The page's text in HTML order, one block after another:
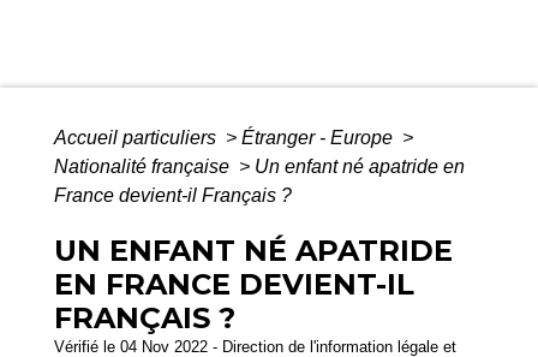
Accueil particuliers > Étranger - Europe >
Nationalité française > Un enfant né apatride en
France devient-il Français ?
UN ENFANT NÉ APATRIDE
EN FRANCE DEVIENT-IL
FRANÇAIS ?
Vérifié le 04 Nov 2022 - Direction de l'information légale et